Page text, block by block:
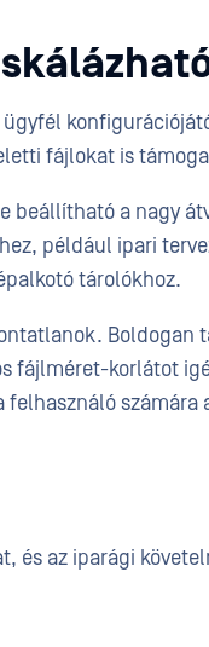
ügyfél
fájlokat is
beállítható a nagy
például ipari
tárolókhoz.
Boldogan
fájlméret-korlátot
számára
és az iparági